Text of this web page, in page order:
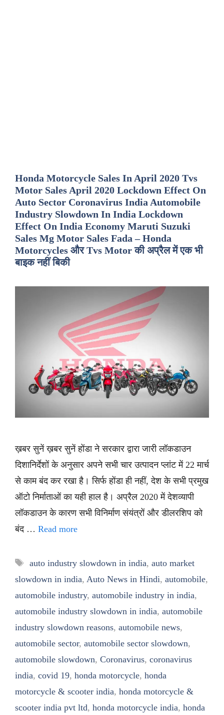
Honda Motorcycle Sales In April 2020 Tvs
Motor Sales April 2020 Lockdown Effect On
Auto Sector Coronavirus India Automobile
Industry Slowdown In India Lockdown
Effect On India Economy Maruti Suzuki
Sales Mg Motor Sales Fada – Honda
Motorcycles और Tvs Motor की अप्रैल में एक भी
बाइक नहीं बिकी
ख़बर सुनें ख़बर सुनें होंडा ने सरकार द्वारा जारी लॉकडाउन
दिशानिर्देशों के अनुसार अपने सभी चार उत्पादन प्लांट में 22 मार्च
से काम बंद कर रखा है। सिर्फ होंडा ही नहीं, देश के सभी प्रमुख
ऑटो निर्माताओं का यही हाल है। अप्रैल 2020 में देशव्यापी
लॉकडाउन के कारण सभी विनिर्माण संयंत्रों और डीलरशिप को
बंद … Read more
Tags
auto industry slowdown in india, auto market
slowdown in india, Auto News in Hindi, automobile,
automobile industry, automobile industry in india,
automobile industry slowdown in india, automobile
industry slowdown reasons, automobile news,
automobile sector, automobile sector slowdown,
automobile slowdown, Coronavirus, coronavirus
india, covid 19, honda motorcycle, honda
motorcycle & scooter india, honda motorcycle &
scooter india pvt ltd, honda motorcycle india, honda